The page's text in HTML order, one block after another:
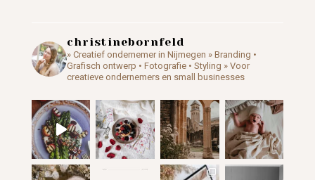
christinebornfeld
» Creatief ondernemer in Nijmegen » Branding •
Grafisch ontwerp • Fotografie • Styling » Voor
creatieve ondernemers en small businesses